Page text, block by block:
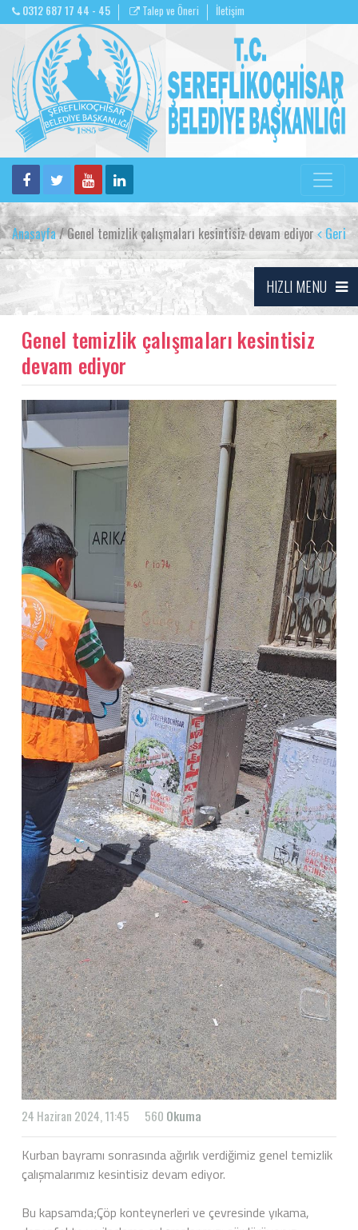
0312 687 17 44 - 45 Talep ve Öneri İletişim
Anasayfa/ Genel temizlik çalışmaları kesintisiz devam ediyor Geri
HIZLI MENU
Genel temizlik çalışmaları kesintisiz
devam ediyor
24 Haziran 2024, 11:45 560 Okuma
Kurban bayramı sonrasında ağırlık verdiğimiz genel temizlik
çalışmalarımız kesintisiz devam ediyor.
Bu kapsamda;Çöp konteynerleri ve çevresinde yıkama,